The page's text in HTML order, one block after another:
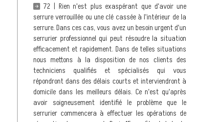
72 | Rien n'est plus exaspérant que d'avoir une
serrure verrouillée ou une clé cassée à l'intérieur de la
serrure. Dans ces cas, vous avez un besoin urgent d'un
serrurier professionnel qui peut résoudre la situation
efficacement et rapidement. Dans de telles situations
nous mettons à la disposition de nos clients des
techniciens qualifiés et spécialisés qui vous
répondront dans des délais courts et interviendront à
domicile dans les meilleurs délais. Ce n'est qu'après
avoir soigneusement identifié le problème que le
serrurier commencera à effectuer les opérations de